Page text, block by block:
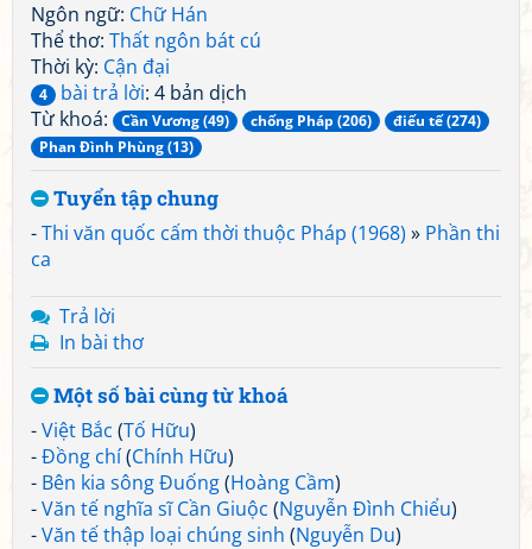
Ngôn ngữ: Chữ Hán
Thể thơ: Thất ngôn bát cú
Thời kỳ: Cận đại
4 bài trả lời: 4 bản dịch
Từ khoá:
Cần Vương (49) chống Pháp (206)
điếu tế (274)
Phan Đình Phùng (13)
Tuyển tập chung
-Thi văn quốc cấm thời thuộc Pháp (1968) » Phần thi
ca
Trả lời
In bài thơ
Một số bài cùng từ khoá
-Việt Bắc (Tố Hữu)
-Đồng chí(Chính Hữu)
- Bên kia sông Đuống(Hoàng Cầm)
-Văn tế nghĩa sĩ Cần Giuộc (Nguyễn Đình Chiểu)
-Văn tế thập loại chúng sinh (Nguyễn Du)